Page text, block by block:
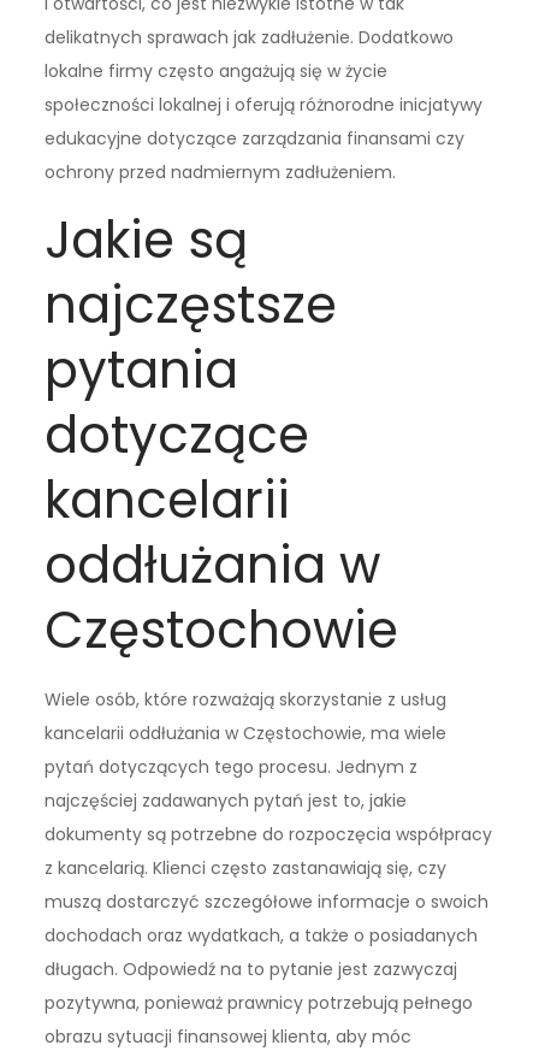
delikatnych sprawach jak zadłużenie. Dodatkowo
lokalne firmy często angażują się w życie
społeczności lokalnej i oferują różnorodne inicjatywy
edukacyjne dotyczące zarządzania finansami czy
ochrony przed nadmiernym zadłużeniem.
Jakie są
najczęstsze
pytania
dotyczące
kancelarii
oddłużania w
Częstochowie
Wiele osób, które rozważają skorzystanie z usług
kancelarii oddłużania w Częstochowie, ma wiele
pytań dotyczących tego procesu. Jednym z
najczęściej zadawanych pytań jest to, jakie
dokumenty są potrzebne do rozpoczęcia współpracy
z kancelarią. Klienci często zastanawiają się, czy
muszą dostarczyć szczegółowe informacje o swoich
dochodach oraz wydatkach, a także o posiadanych
długach. Odpowiedź na to pytanie jest zazwyczaj
pozytywna, ponieważ prawnicy potrzebują pełnego
obrazu sytuacji finansowej klienta, aby móc